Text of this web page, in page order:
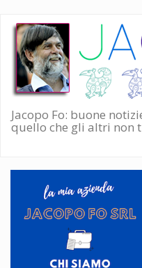
Salta
contenuto
principale
Jacopo Fo: buone
quello che gli altri non